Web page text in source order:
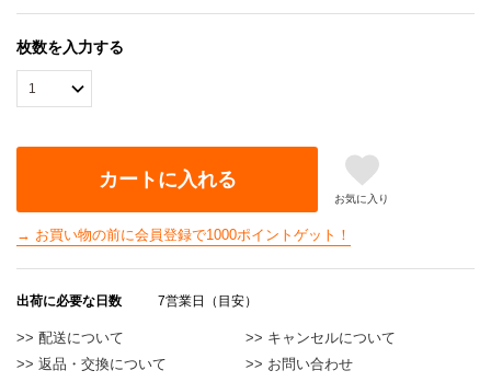
枚数を入力する
カートに入れる
お気に入り
→ お買い物の前に会員登録で1000ポイントゲット！
出荷に必要な日数 7営業日（目安）
>> 配送について
>> キャンセルについて
>> 返品・交換について
>> お問い合わせ